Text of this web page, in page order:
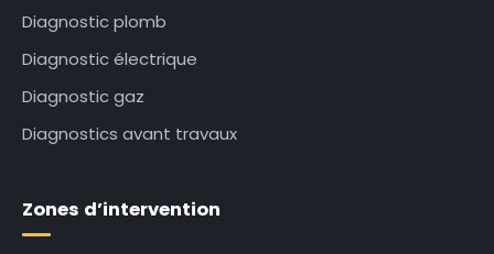
Diagnostic plomb
Diagnostic électrique
Diagnostic gaz
Diagnostics avant travaux
Zones d’intervention